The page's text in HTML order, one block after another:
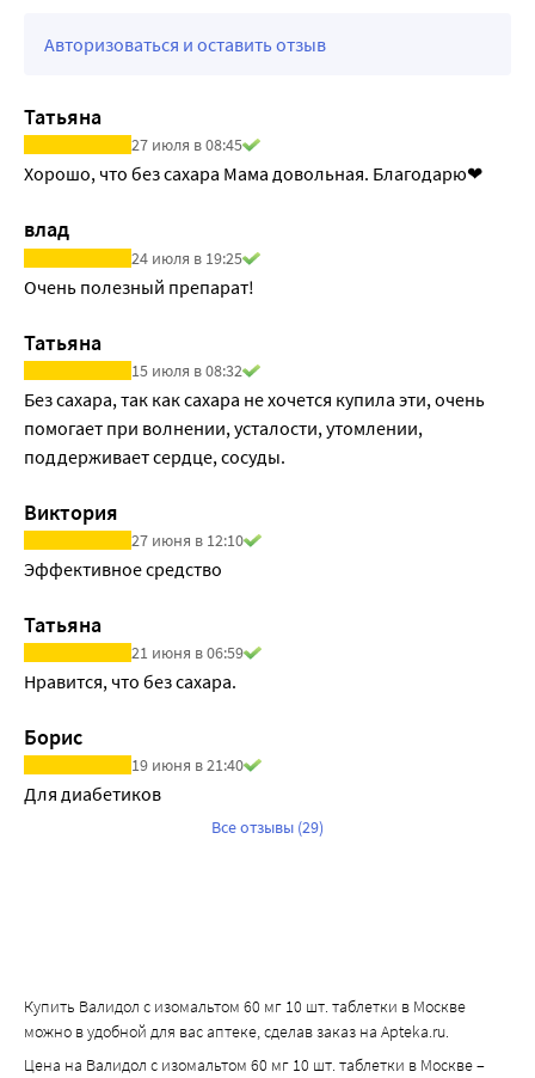
Авторизоваться и оставить отзыв
Татьяна
27 июля в 08:45
Хорошо, что без сахара Мама довольная. Благодарю❤
влад
24 июля в 19:25
Очень полезный препарат!
Татьяна
15 июля в 08:32
Без сахара, так как сахара не хочется купила эти, очень
помогает при волнении, усталости, утомлении,
поддерживает сердце, сосуды.
Виктория
27 июня в 12:10
Эффективное средство
Татьяна
21 июня в 06:59
Нравится, что без сахара.
Борис
19 июня в 21:40
Для диабетиков
Все отзывы (29)
Купить Валидол с изомальтом 60 мг 10 шт. таблетки в Москве
можно в удобной для вас аптеке, сделав заказ на Apteka.ru.
Цена на Валидол с изомальтом 60 мг 10 шт. таблетки в Москве –